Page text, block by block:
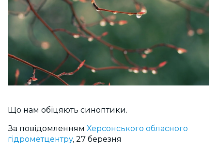
Що нам обіцяють синоптики.
За повідомленням Херсонського обласного
гідрометцентру, 27 березня